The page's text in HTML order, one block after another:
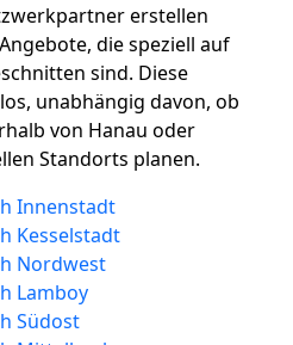
erstellen
die speziell auf
sind. Diese
unabhängig davon, ob
von Hanau oder
Standorts planen.
Innenstadt
Kesselstadt
Nordwest
Lamboy
Südost